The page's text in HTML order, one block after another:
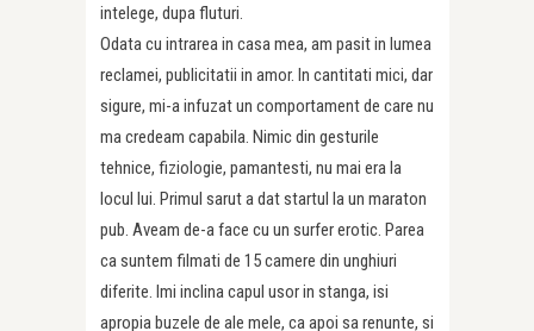
intelege, dupa fluturi.
Odata cu intrarea in casa mea, am pasit in lumea
reclamei, publicitatii in amor. In cantitati mici, dar
sigure, mi-a infuzat un comportament de care nu
ma credeam capabila. Nimic din gesturile
tehnice, fiziologie, pamantesti, nu mai era la
locul lui. Primul sarut a dat startul la un maraton
pub. Aveam de-a face cu un surfer erotic. Parea
ca suntem filmati de 15 camere din unghiuri
diferite. Imi inclina capul usor in stanga, isi
apropia buzele de ale mele, ca apoi sa renunte, si